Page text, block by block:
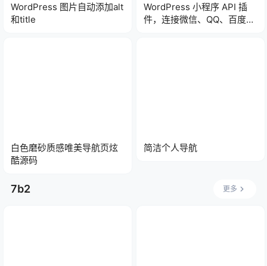
WordPress 图片自动添加alt
和title
WordPress 小程序 API 插
件，连接微信、QQ、百度、
白色磨砂质感唯美导航页炫
酷源码
简洁个人导航
7b2 更多